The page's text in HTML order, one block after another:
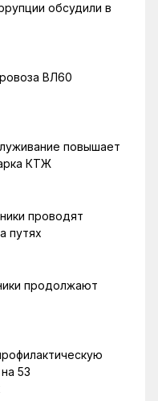
обсудили в
ВЛ60
повышает
КТЖ
проводят
путях
продолжают
53